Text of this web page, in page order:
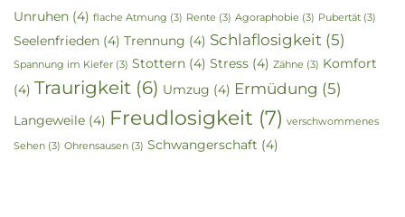
Unruhen (4) flache Atmung (3) Rente (3) Agoraphobie (3) Pubertät (3)
Seelenfrieden (4) Trennung (4) Schlaflosigkeit (5)
Spannung im Kiefer (3) Stottern (4) Stress (4) Zähne (3) Komfort
(4) Traurigkeit (6) Umzug (4) Ermüdung (5)
Langeweile (4) Freudlosigkeit (7) verschwommenes
Sehen (3) Ohrensausen (3) Schwangerschaft (4)